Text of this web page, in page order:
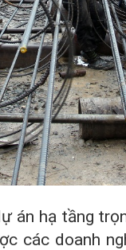
án hạ tầng
các doanh